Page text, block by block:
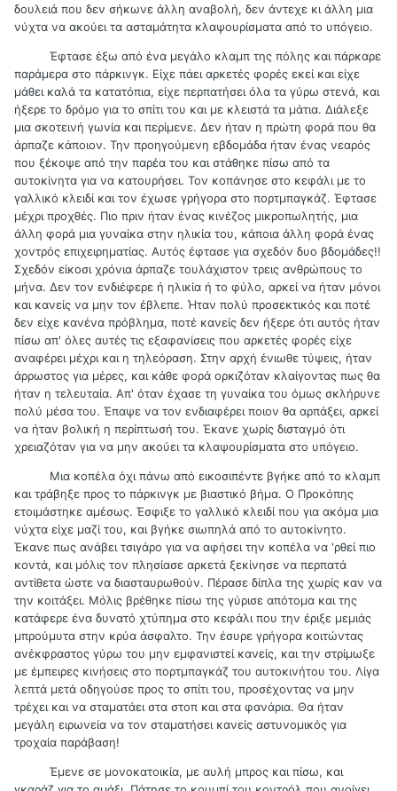
δουλειά που δεν σήκωνε άλλη αναβολή, δεν άντεχε κι άλλη μια
νύχτα να ακούει τα ασταμάτητα κλαψουρίσματα από το υπόγειο.
Έφτασε έξω από ένα μεγάλο κλαμπ της πόλης και πάρκαρε
παράμερα στο πάρκινγκ. Είχε πάει αρκετές φορές εκεί και είχε
μάθει καλά τα κατατόπια, είχε περπατήσει όλα τα γύρω στενά, και
ήξερε το δρόμο για το σπίτι του και με κλειστά τα μάτια. Διάλεξε
μια σκοτεινή γωνία και περίμενε. Δεν ήταν η πρώτη φορά που θα
άρπαζε κάποιον. Την προηγούμενη εβδομάδα ήταν ένας νεαρός
που ξέκοψε από την παρέα του και στάθηκε πίσω από τα
αυτοκίνητα για να κατουρήσει. Τον κοπάνησε στο κεφάλι με το
γαλλικό κλειδί και τον έχωσε γρήγορα στο πορτμπαγκάζ. Έφτασε
μέχρι προχθές. Πιο πριν ήταν ένας κινέζος μικροπωλητής, μια
άλλη φορά μια γυναίκα στην ηλικία του, κάποια άλλη φορά ένας
χοντρός επιχειρηματίας. Αυτός έφτασε για σχεδόν δυο βδομάδες!!
Σχεδόν είκοσι χρόνια άρπαζε τουλάχιστον τρεις ανθρώπους το
μήνα. Δεν τον ενδιέφερε ή ηλικία ή το φύλο, αρκεί να ήταν μόνοι
και κανείς να μην τον έβλεπε. Ήταν πολύ προσεκτικός και ποτέ
δεν είχε κανένα πρόβλημα, ποτέ κανείς δεν ήξερε ότι αυτός ήταν
πίσω απ' όλες αυτές τις εξαφανίσεις που αρκετές φορές είχε
αναφέρει μέχρι και η τηλεόραση. Στην αρχή ένιωθε τύψεις, ήταν
άρρωστος για μέρες, και κάθε φορά ορκιζόταν κλαίγοντας πως θα
ήταν η τελευταία. Απ' όταν έχασε τη γυναίκα του όμως σκλήρυνε
πολύ μέσα του. Έπαψε να τον ενδιαφέρει ποιον θα αρπάξει, αρκεί
να ήταν βολική η περίπτωσή του. Έκανε χωρίς δισταγμό ότι
χρειαζόταν για να μην ακούει τα κλαψουρίσματα στο υπόγειο.
Μια κοπέλα όχι πάνω από εικοσιπέντε βγήκε από το κλαμπ
και τράβηξε προς το πάρκινγκ με βιαστικό βήμα. Ο Προκόπης
ετοιμάστηκε αμέσως. Έσφιξε το γαλλικό κλειδί που για ακόμα μια
νύχτα είχε μαζί του, και βγήκε σιωπηλά από το αυτοκίνητο.
Έκανε πως ανάβει τσιγάρο για να αφήσει την κοπέλα να 'ρθεί πιο
κοντά, και μόλις τον πλησίασε αρκετά ξεκίνησε να περπατά
αντίθετα ώστε να διασταυρωθούν. Πέρασε δίπλα της χωρίς καν να
την κοιτάξει. Μόλις βρέθηκε πίσω της γύρισε απότομα και της
κατάφερε ένα δυνατό χτύπημα στο κεφάλι που την έριξε μεμιάς
μπρούμυτα στην κρύα άσφαλτο. Την έσυρε γρήγορα κοιτώντας
ανέκφραστος γύρω του μην εμφανιστεί κανείς, και την στρίμωξε
με έμπειρες κινήσεις στο πορτμπαγκάζ του αυτοκινήτου του. Λίγα
λεπτά μετά οδηγούσε προς το σπίτι του, προσέχοντας να μην
τρέχει και να σταματάει στα στοπ και στα φανάρια. Θα ήταν
μεγάλη ειρωνεία να τον σταματήσει κανείς αστυνομικός για
τροχαία παράβαση!
Έμενε σε μονοκατοικία, με αυλή μπρος και πίσω, και